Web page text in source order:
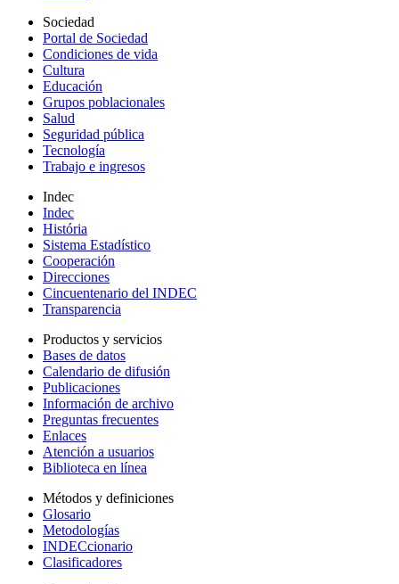
Sociedad
Portal de Sociedad
Condiciones de vida
Cultura
Educación
Grupos poblacionales
Salud
Seguridad pública
Tecnología
Trabajo e ingresos
Indec
Indec
História
Sistema Estadístico
Cooperación
Direcciones
Cincuentenario del INDEC
Transparencia
Productos y servicios
Bases de datos
Calendario de difusión
Publicaciones
Información de archivo
Preguntas frecuentes
Enlaces
Atención a usuarios
Biblioteca en línea
Métodos y definiciones
Glosario
Metodologías
INDECcionario
Clasificadores